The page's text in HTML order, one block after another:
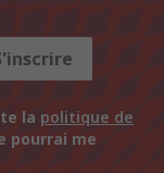
la politique de
pourrai me